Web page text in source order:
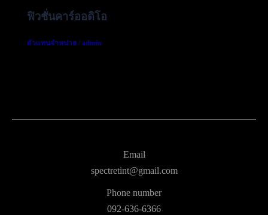
ฟิวชั่นคาร์ออดิโอ
ตัวแทนจำหน่าย/admin
Email
spectretint@gmail.com
Phone number
092-636-6366